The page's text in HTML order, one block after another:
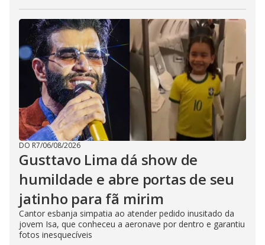
DO R7/06/08/2026
Gusttavo Lima dá show de
humildade e abre portas de seu
jatinho para fã mirim
Cantor esbanja simpatia ao atender pedido inusitado da
jovem Isa, que conheceu a aeronave por dentro e garantiu
fotos inesquecíveis